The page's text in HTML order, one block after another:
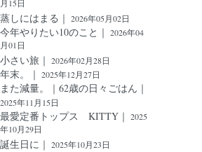
月15日
蒸しにはまる｜ 2026年05月02日
今年やりたい10のこと｜ 2026年04
月01日
小さい旅｜ 2026年02月28日
年末。｜ 2025年12月27日
また減量。｜62歳の日々ごはん｜
2025年11月15日
最愛定番トップス KITTY｜ 2025
年10月29日
誕生日に｜ 2025年10月23日